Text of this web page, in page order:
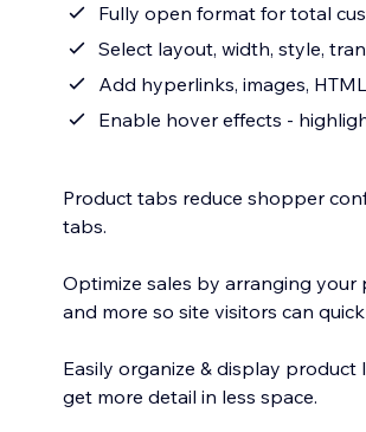
Fully open format for total
Select layout, width, style,
Add hyperlinks, images,
Enable hover effects -
Product tabs reduce shopper
tabs.
Optimize sales by arranging
and more so site visitors can
Easily organize & display product
get more detail in less space.